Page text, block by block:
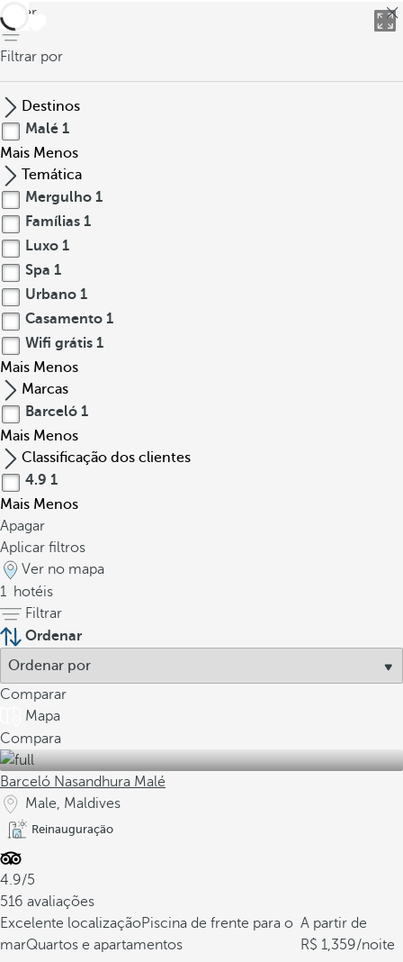
voltar
Filtrar por
Destinos
Malé 1
Mais Menos
Temática
Mergulho 1
Famílias 1
Luxo 1
Spa 1
Urbano 1
Casamento 1
Wifi grátis 1
Mais Menos
Marcas
Barceló 1
Mais Menos
Classificação dos clientes
4.9 1
Mais Menos
Apagar
Aplicar filtros
Ver no mapa
1 hotéis
Filtrar
Ordenar
Comparar
Mapa
Compara
Barceló Nasandhura Malé
Male, Maldives
Reinauguração
4.9/5
516 avaliações
Excelente localizaçãoPiscina de frente para o
marQuartos e apartamentos
A partir de
1,359/noite
e
s
m
a
d
e
r
a
e
u
m
a
e
s
t
u
t
u
r
a
m
o
n
t
a
s
m
o
u
s
o
d
e
a